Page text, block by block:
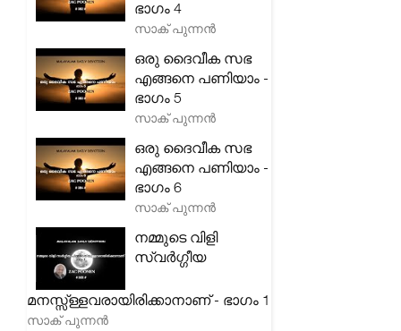
ഭാഗം 4
സാക് പുന്നൻ
ഒരു ദൈവീക സഭ
എങ്ങനെ പണിയാം -
ഭാഗം 5
സാക് പുന്നൻ
ഒരു ദൈവീക സഭ
എങ്ങനെ പണിയാം -
ഭാഗം 6
സാക് പുന്നൻ
നമ്മുടെ വിളി
സ്വർഗ്ഗീയ
മനസ്സ്ള്ളവരായിരിക്കാനാണ് - ഭാഗം 1
സാക് പുന്നൻ